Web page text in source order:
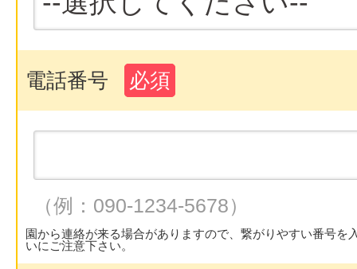
電話番号 必須
（例：090-1234-5678）
園から連絡が来る場合がありますので、繋がりやすい番号
いにご注意下さい。